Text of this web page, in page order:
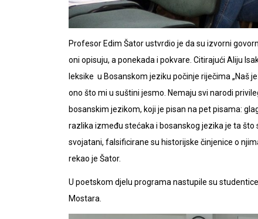
Profesor Edim Šator ustvrdio je da su izvorni
oni opisuju, a ponekada i pokvare. Citirajući Aliju
leksike u Bosanskom jeziku počinje riječima „Naš
ono što mi u suštini jesmo. Nemaju svi narodi
bosanskim jezikom, koji je pisan na pet pisama:
razlika između stećaka i bosanskog jezika je ta što
svojatani, falsificirane su historijske činjenice o
rekao je Šator.
U poetskom djelu programa nastupile su
Mostara.